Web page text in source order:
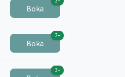
Boka
Boka
3+
3+